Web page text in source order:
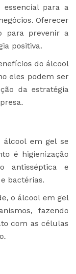
para a
Oferecer
para prevenir a
positiva.
do álcool
eles podem ser
da estratégia
álcool em gel se
é higienização
antisséptica e
bactérias.
, o álcool em gel
fazendo
com as células